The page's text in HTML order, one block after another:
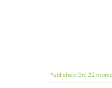
Published On: 22